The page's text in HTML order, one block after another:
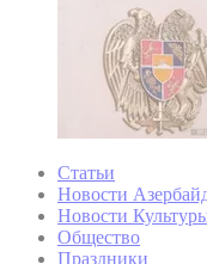
Статьи
Новости
Новости
Общество
Праздники